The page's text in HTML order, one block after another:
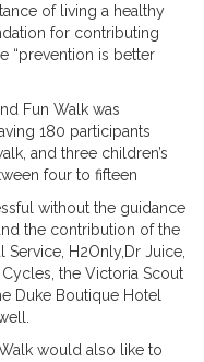
of living a healthy
for contributing
“prevention is better
Fun Walk was
180 participants
and three children’s
four to fifteen
without the guidance
the contribution of the
Service, H2Only,Dr Juice,
the Victoria Scout
Duke Boutique Hotel
would also like to